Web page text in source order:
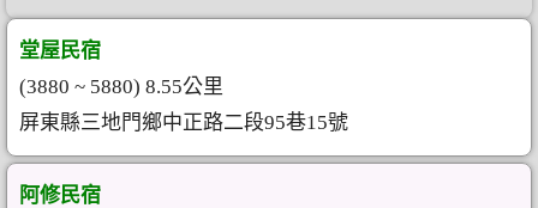
堂屋民宿
(3880 ~ 5880) 8.55公里
屏東縣三地門鄉中正路二段95巷15號
阿修民宿